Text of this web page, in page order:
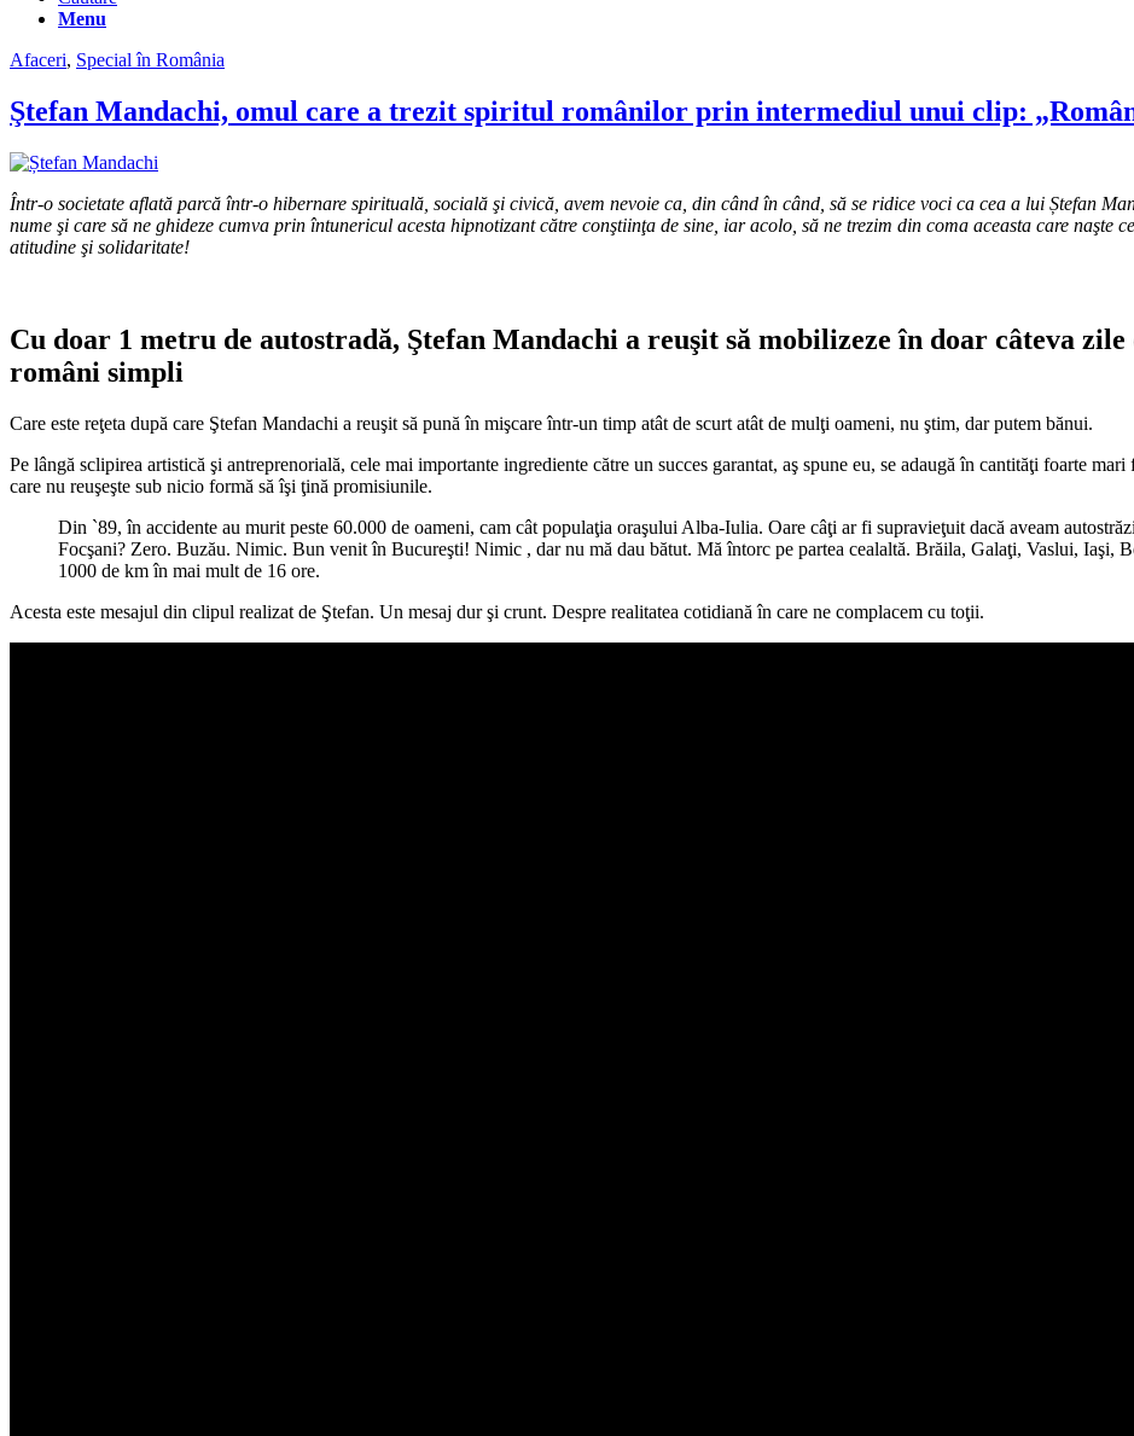
Menu
Afaceri, Special în România
Ştefan Mandachi, omul care a trezit spiritul românilor prin intermediul unui clip:
Într-o societate aflată parcă într-o hibernare spirituală, socială şi civică, avem nevoie ca, din când în când, să se ridice voci ca cea a lui Ștefan
nume şi care să ne ghideze cumva prin întunericul acesta hipnotizant către conştiinţa de sine, iar acolo, să ne trezim din coma aceasta care
atitudine şi solidaritate!
Cu doar 1 metru de autostradă, Ştefan Mandachi a reuşit să mobilizeze în doar câteva
români simpli
Care este reţeta după care Ştefan Mandachi a reuşit să pună în mişcare într-un timp atât de scurt atât de mulţi oameni, nu ştim, dar putem bănui.
Pe lângă sclipirea artistică şi antreprenorială, cele mai importante ingrediente către un succes garantat, aş spune eu, se adaugă în cantităţi foarte
care nu reuşeşte sub nicio formă să îşi ţină promisiunile.
Din `89, în accidente au murit peste 60.000 de oameni, cam cât populaţia oraşului Alba-Iulia. Oare câţi ar fi supravieţuit dacă aveam
Focşani? Zero. Buzău. Nimic. Bun venit în Bucureşti! Nimic , dar nu mă dau bătut. Mă întorc pe partea cealaltă. Brăila, Galaţi, Vaslui, Iaşi,
1000 de km în mai mult de 16 ore.
Acesta este mesajul din clipul realizat de Ştefan. Un mesaj dur şi crunt. Despre realitatea cotidiană în care ne complacem cu toţii.